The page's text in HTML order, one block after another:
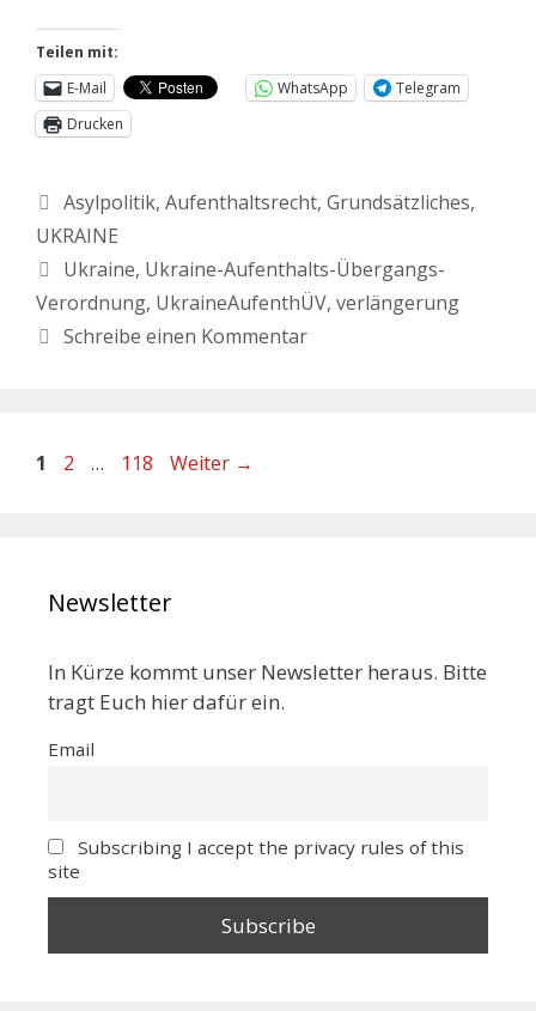
Teilen mit:
E-Mail
WhatsApp
Telegram
Drucken
Asylpolitik, Aufenthaltsrecht, Grundsätzliches,
UKRAINE
Ukraine, Ukraine-Aufenthalts-Übergangs-
Verordnung, UkraineAufenthÜV, verlängerung
Schreibe einen Kommentar
1 2 … 118 Weiter →
Newsletter
In Kürze kommt unser Newsletter heraus. Bitte
tragt Euch hier dafür ein.
Email
Subscribing I accept the privacy rules of this
site